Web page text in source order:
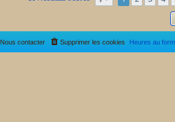
Heures au
Supprimer les cookies
Nous contacter